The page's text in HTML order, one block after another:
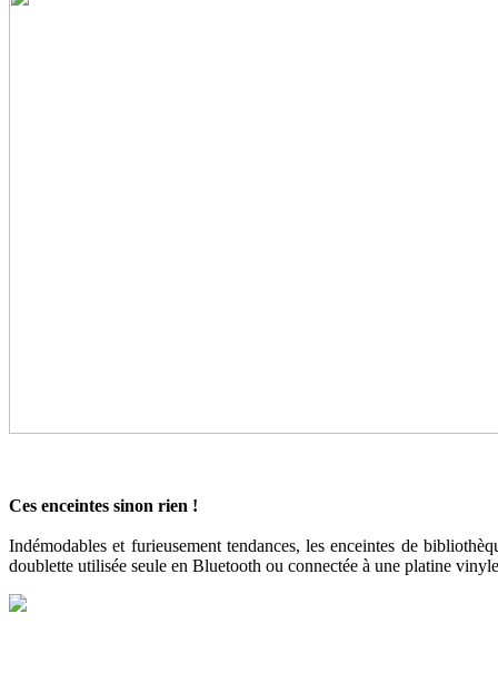
Ces enceintes sinon rien !
Indémodables et furieusement tendances, les enceintes de
doublette utilisée seule en Bluetooth ou connectée à une platine